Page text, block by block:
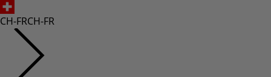
CH-FRCH-FR